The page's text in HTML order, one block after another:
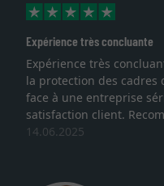
gestion de la livraison et
que nous sommes
soucieuse de la
très favo